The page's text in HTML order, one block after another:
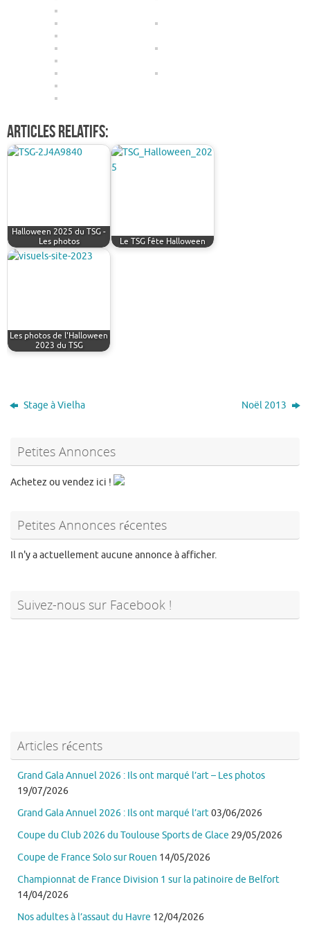
Articles relatifs:
Halloween 2025 du TSG -
Les photos
Le TSG fête Halloween
Les photos de l'Halloween
2023 du TSG
Stage à Vielha Noël 2013
Petites Annonces
Achetez ou vendez ici !
Petites Annonces récentes
Il n'y a actuellement aucune annonce à afficher.
Suivez-nous sur Facebook !
Articles récents
Grand Gala Annuel 2026 : Ils ont marqué l’art – Les photos
19/07/2026
Grand Gala Annuel 2026 : Ils ont marqué l’art03/06/2026
Coupe du Club 2026 du Toulouse Sports de Glace 29/05/2026
Coupe de France Solo sur Rouen 14/05/2026
Championnat de France Division 1 sur la patinoire de Belfort
14/04/2026
Nos adultes à l’assaut du Havre 12/04/2026